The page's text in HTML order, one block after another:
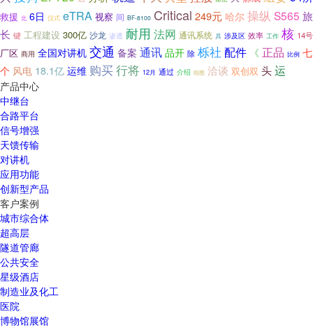
救援 北 6日 仪式 eTRA 视察 间 BF-8100 Critical 249元 哈尔 操纵 S565 旅
长 键 工程建设 300亿 沙龙 渗透 耐用 法网 通讯系统 具 涉及区 效率 工作 核 14号
厂区 商用 全国对讲机 交通 备案 通讯 品开 除 栎社 配件 《 正品 比例 七
个 风电 18.1亿 运维 购买行将 12月 通过 介绍 组图 洽谈 双创双 头运
产品中心
中继台
合路平台
信号增强
天馈传输
对讲机
应用功能
创新型产品
客户案例
城市综合体
超高层
隧道管廊
公共安全
星级酒店
制造业及化工
医院
博物馆展馆